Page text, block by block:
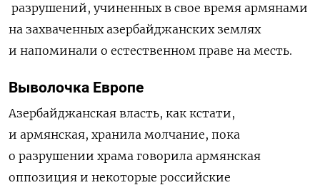
разрушений, учиненных в свое время армянами
на захваченных азербайджанских землях
и напоминали о естественном праве на месть.
Выволочка Европе
Азербайджанская власть, как кстати,
и армянская, хранила молчание, пока
о разрушении храма говорила армянская
оппозиция и некоторые российские